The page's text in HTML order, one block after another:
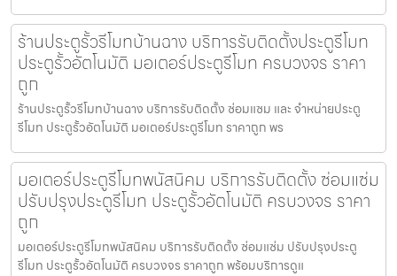
ร้านประตูรั้วรีโมทบ้านฉาง บริการรับติดตั้งประตูรีโมท
ประตูรั้วอัตโนมัติ มอเตอร์ประตูรีโมท ครบวงจร ราคา
ถูก
ร้านประตูรั้วรีโมทบ้านฉาง บริการรับติดตั้ง ซ่อมแซม และ จำหน่ายประตู
รีโมท ประตูรั้วอัตโนมัติ มอเตอร์ประตูรีโมท ราคาถูก พร
มอเตอร์ประตูรีโมทพนัสนิคม บริการรับติดตั้ง ซ่อมแซ่ม
ปรับปรุงประตูรีโมท ประตูรั้วอัตโนมัติ ครบวงจร ราคา
ถูก
มอเตอร์ประตูรีโมทพนัสนิคม บริการรับติดตั้ง ซ่อมแซ่ม ปรับปรุงประตู
รีโมท ประตูรั้วอัตโนมัติ ครบวงจร ราคาถูก พร้อมบริการดูแ